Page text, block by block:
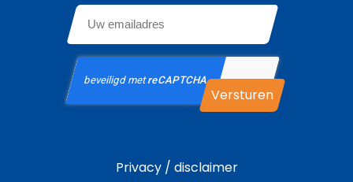
Email
CAPTCHA
Privacy / disclaimer